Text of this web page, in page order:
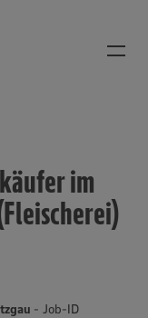
im
- Job-ID